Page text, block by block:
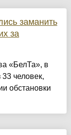
заманить
за
«БелТа», в
человек,
обстановки